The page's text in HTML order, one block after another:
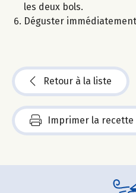
les deux bols.
Déguster
Retour à la liste
Imprimer la recette